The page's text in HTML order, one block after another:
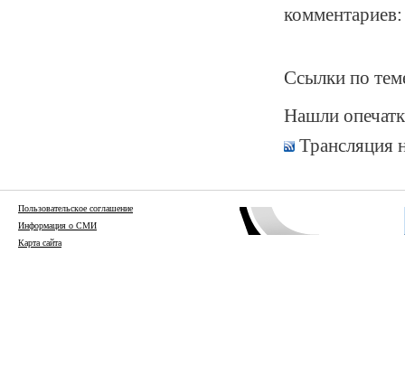
Ссылки по
Нашли
Трансляция
Пользовательское соглашение
Информация о СМИ
Карта сайта